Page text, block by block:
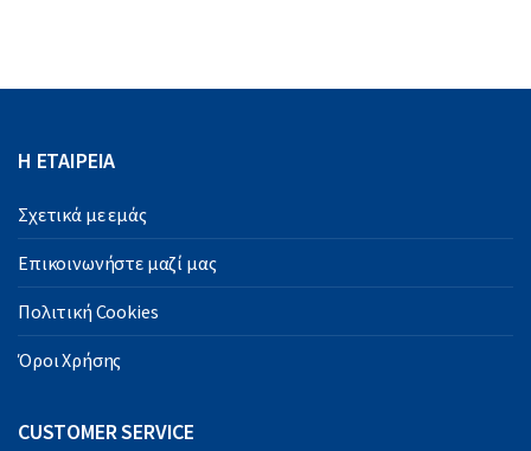
Η ΕΤΑΙΡΕΙΑ
Σχετικά με εμάς
Επικοινωνήστε μαζί μας
Πολιτική Cookies
Όροι Χρήσης
CUSTOMER SERVICE